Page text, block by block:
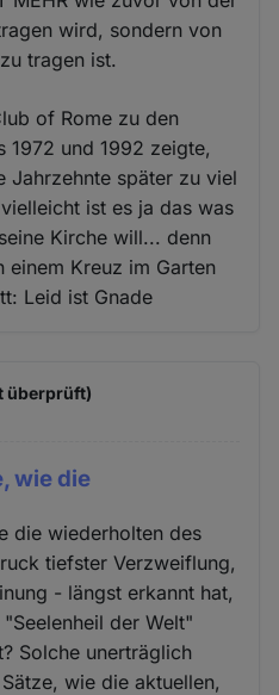
wird, sondern von
tragen ist.
of Rome zu den
1972 und 1992 zeigte,
Jahrzehnte später zu viel
ist es ja das was
Kirche will... denn
einem Kreuz im Garten
Leid ist Gnade
überprüft)
wie die
die wiederholten des
tiefster Verzweiflung,
- längst erkannt hat,
der Welt"
Solche unerträglich
wie die aktuellen,